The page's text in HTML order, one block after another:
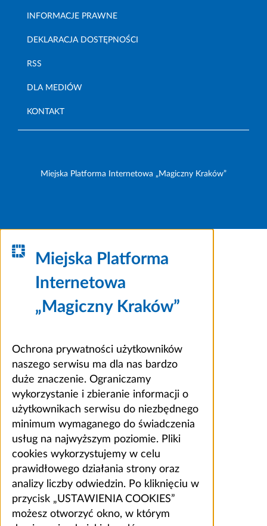
INFORMACJE PRAWNE
DEKLARACJA DOSTĘPNOŚCI
RSS
DLA MEDIÓW
KONTAKT
Miejska Platforma Internetowa „Magiczny Kraków”
Miejska Platforma
Internetowa
„Magiczny Kraków”
Ochrona prywatności użytkowników
naszego serwisu ma dla nas bardzo
duże znaczenie. Ograniczamy
wykorzystanie i zbieranie informacji o
użytkownikach serwisu do niezbędnego
minimum wymaganego do świadczenia
usług na najwyższym poziomie. Pliki
cookies wykorzystujemy w celu
prawidłowego działania strony oraz
analizy liczby odwiedzin. Po kliknięciu w
przycisk „USTAWIENIA COOKIES”
możesz otworzyć okno, w którym